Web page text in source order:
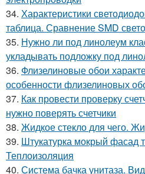
34. Характеристики
таблица. Сравнение SMD
35. Нужно ли под линолеум
укладывать подложку под
36. Флизелиновые обои
особенности флизелиновых
37. Как провести проверку
нужно поверять счетчики
38. Жидкое стекло для чего.
39. Штукатурка мокрый фасад
Теплоизоляция
40. Система бачка унитаза.